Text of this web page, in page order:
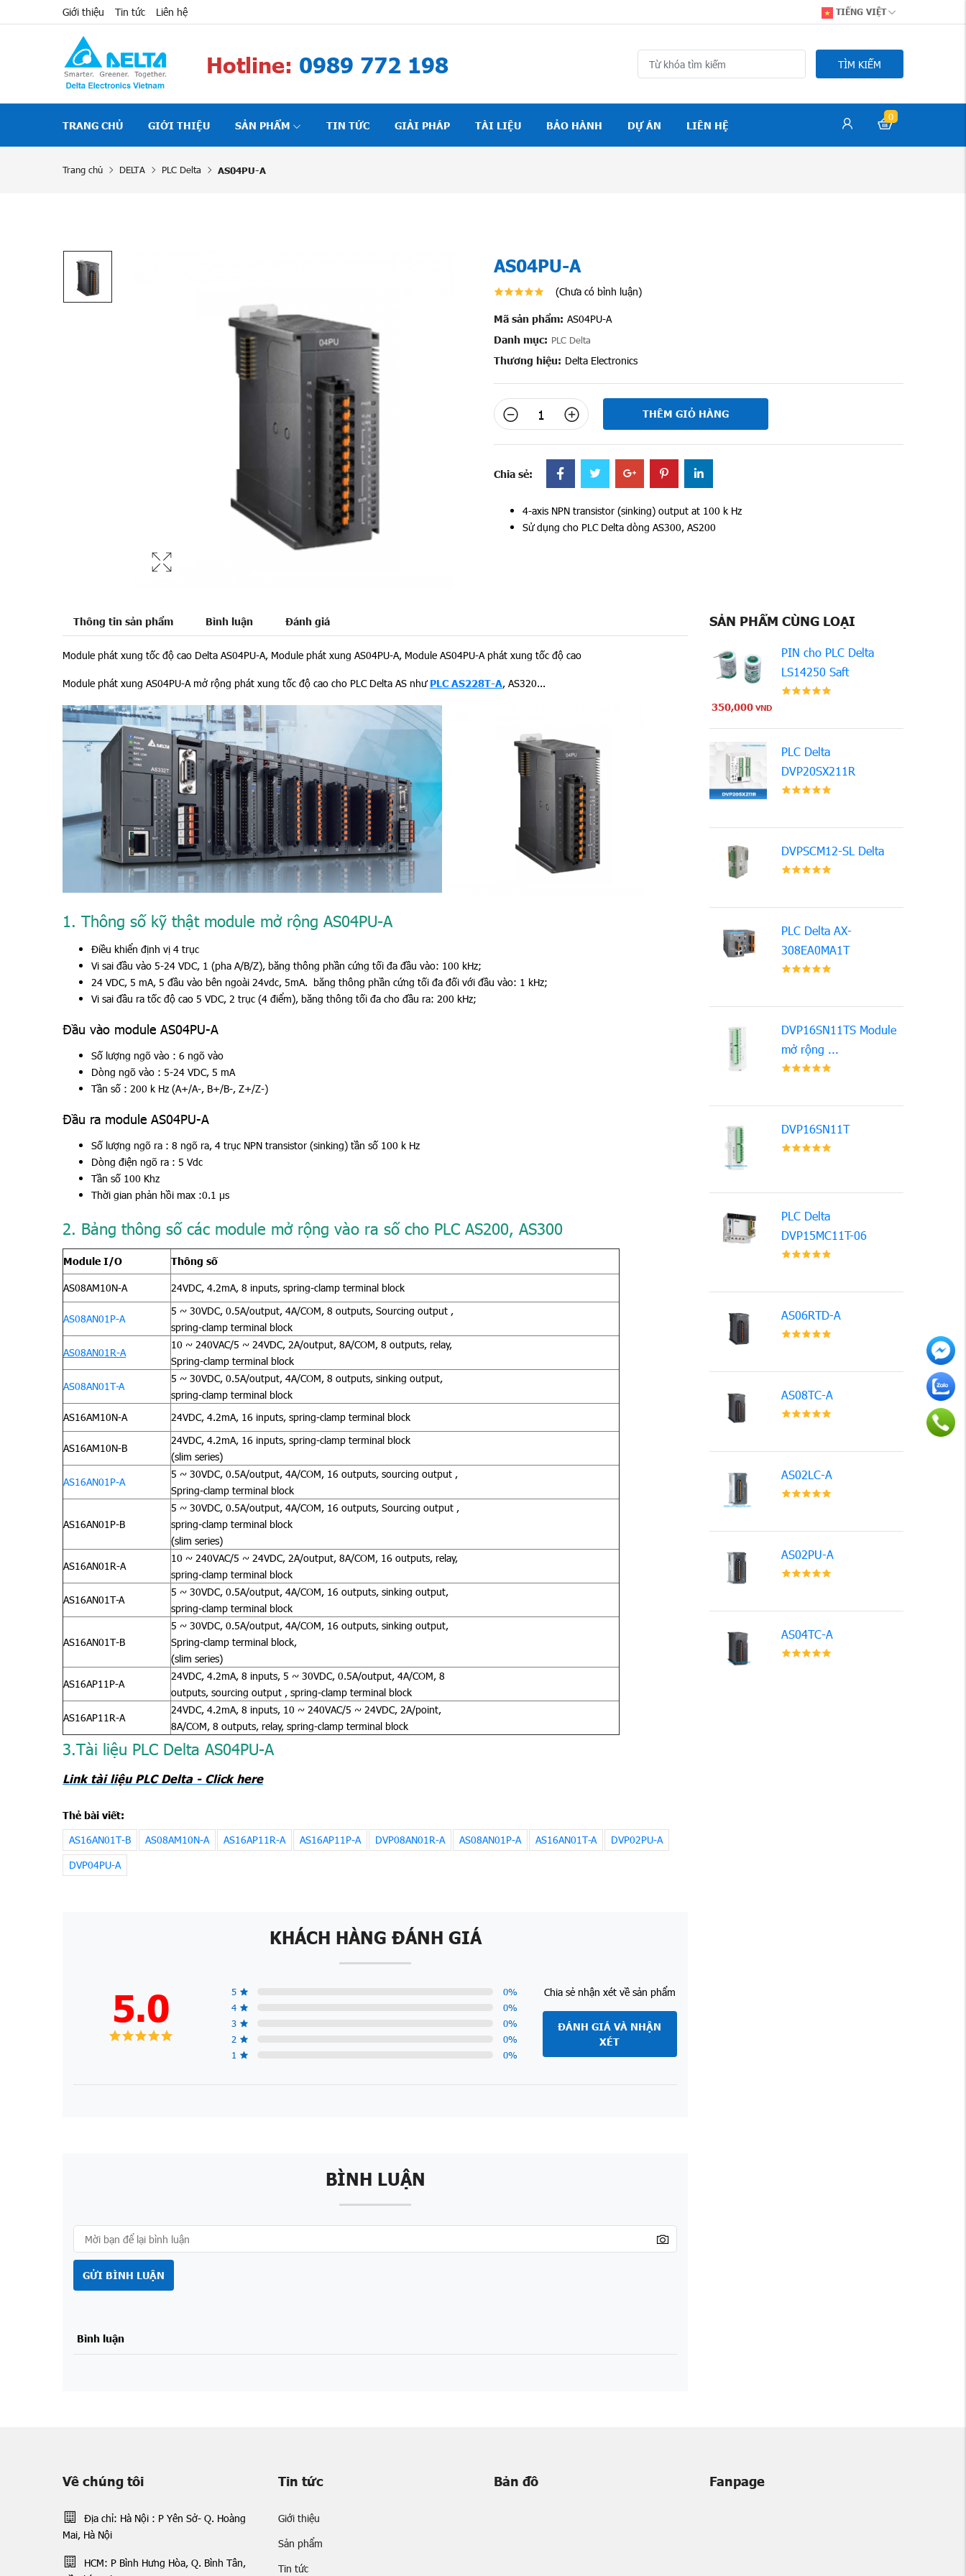
Giới thiệu Tin tức Liên hệ TIẾNG VIỆT
Hotline: 0989 772 198 TÌM KIẾM
TRANG CHỦ GIỚI THIỆU SẢN PHẨM TIN TỨC GIẢI PHÁP TÀI LIỆU BẢO HÀNH DỰ ÁN LIÊN HỆ
0
Trang chủ DELTA PLC Delta AS04PU-A
AS04PU-A
(Chưa có bình luận)
Mã sản phẩm: AS04PU-A
Danh mục: PLC Delta
Thương hiệu: Delta Electronics
THÊM GIỎ HÀNG
Chia sẻ:
4-axis NPN transistor (sinking) output at 100 k Hz
Sử dụng cho PLC Delta dòng AS300, AS200
Thông tin sản phẩm Bình luận Đánh giá
Module phát xung tốc độ cao Delta AS04PU-A, Module phát xung AS04PU-A, Module AS04PU-A phát xung tốc độ cao
Module phát xung AS04PU-A mở rộng phát xung tốc độ cao cho PLC Delta AS như PLC AS228T-A, AS320...
1. Thông số kỹ thật module mở rộng AS04PU-A
Điều khiển định vị 4 trục
Vi sai đầu vào 5-24 VDC, 1 (pha A/B/Z), băng thông phần cứng tối đa đầu vào: 100 kHz;
24 VDC, 5 mA, 5 đầu vào bên ngoài 24vdc, 5mA. băng thông phần cứng tối đa đối với đầu vào: 1 kHz;
Vi sai đầu ra tốc độ cao 5 VDC, 2 trục (4 điểm), băng thông tối đa cho đầu ra: 200 kHz;
Đầu vào module AS04PU-A
Số lượng ngõ vào : 6 ngõ vào
Dòng ngõ vào : 5-24 VDC, 5 mA
Tần số : 200 k Hz (A+/A-, B+/B-, Z+/Z-)
Đầu ra module AS04PU-A
Số lượng ngõ ra : 8 ngõ ra, 4 trục NPN transistor (sinking) tần số 100 k Hz
Dòng điện ngõ ra : 5 Vdc
Tần số 100 Khz
Thời gian phản hồi max :0.1 μs
2. Bảng thông số các module mở rộng vào ra số cho PLC AS200, AS300
Module I/O Thông số
AS08AM10N-A 24VDC, 4.2mA, 8 inputs, spring-clamp terminal block
AS08AN01P-A
5 ~ 30VDC, 0.5A/output, 4A/COM, 8 outputs, Sourcing output ,
spring-clamp terminal block
AS08AN01R-A
10 ~ 240VAC/5 ~ 24VDC, 2A/output, 8A/COM, 8 outputs, relay,
Spring-clamp terminal block
AS08AN01T-A
5 ~ 30VDC, 0.5A/output, 4A/COM, 8 outputs, sinking output,
spring-clamp terminal block
AS16AM10N-A
24VDC, 4.2mA, 16 inputs, spring-clamp terminal block
AS16AM10N-B
24VDC, 4.2mA, 16 inputs, spring-clamp terminal block
(slim series)
AS16AN01P-A
5 ~ 30VDC, 0.5A/output, 4A/COM, 16 outputs, sourcing output ,
Spring-clamp terminal block
AS16AN01P-B
5 ~ 30VDC, 0.5A/output, 4A/COM, 16 outputs, Sourcing output ,
spring-clamp terminal block
(slim series)
AS16AN01R-A
10 ~ 240VAC/5 ~ 24VDC, 2A/output, 8A/COM, 16 outputs, relay,
spring-clamp terminal block
AS16AN01T-A
5 ~ 30VDC, 0.5A/output, 4A/COM, 16 outputs, sinking output,
spring-clamp terminal block
AS16AN01T-B
5 ~ 30VDC, 0.5A/output, 4A/COM, 16 outputs, sinking output,
Spring-clamp terminal block,
(slim series)
AS16AP11P-A
24VDC, 4.2mA, 8 inputs, 5 ~ 30VDC, 0.5A/output, 4A/COM, 8
outputs, sourcing output , spring-clamp terminal block
AS16AP11R-A
24VDC, 4.2mA, 8 inputs, 10 ~ 240VAC/5 ~ 24VDC, 2A/point,
8A/COM, 8 outputs, relay, spring-clamp terminal block
3.Tài liệu PLC Delta AS04PU-A
Link tài liệu PLC Delta - Click here
Thẻ bài viết:
AS16AN01T-B AS08AM10N-A AS16AP11R-A AS16AP11P-A DVP08AN01R-A AS08AN01P-A AS16AN01T-A
DVP02PU-A
DVP04PU-A
KHÁCH HÀNG ĐÁNH GIÁ
5.0 5 0%
4
0%
3
0%
2
0%
1
0%
Chia sẻ nhận xét về sản phẩm
ĐÁNH GIÁ VÀ NHẬN
XÉT
BÌNH LUẬN
GỬI BÌNH LUẬN
Bình luận
SẢN PHẨM CÙNG LOẠI
PIN cho PLC Delta
LS14250 Saft
350,000 VND
PLC Delta
DVP20SX211R
DVPSCM12-SL Delta
PLC Delta AX-
308EA0MA1T
DVP16SN11TS Module
mở rộng ...
DVP16SN11T
PLC Delta
DVP15MC11T-06
AS06RTD-A
AS08TC-A
AS02LC-A
AS02PU-A
AS04TC-A
Về chúng tôi
Địa chỉ: Hà Nội : P Yên Sở- Q. Hoàng
Mai, Hà Nội
HCM: P Bình Hưng Hòa, Q. Bình Tân,
Tin tức
Giới thiệu
Sản phẩm
Tin tức
Bản đồ Fanpage